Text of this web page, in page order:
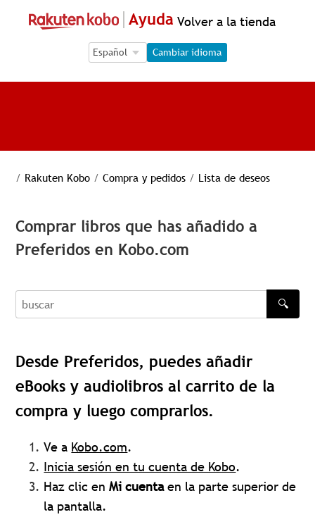
Ayuda Volver a la tienda
Language Selection
Language Selection
Cambiar idioma
/ Rakuten Kobo / Compra y pedidos / Lista de deseos
Comprar libros que has añadido a
Preferidos en Kobo.com
buscar
🔍
Desde Preferidos, puedes añadir
eBooks y audiolibros al carrito de la
compra y luego comprarlos.
Ve a Kobo.com.
Inicia sesión en tu cuenta de Kobo.
Haz clic enMi cuentaen la parte superior de
la pantalla.